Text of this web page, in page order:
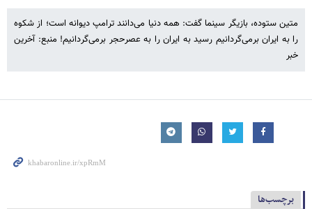
متین ستوده، بازیگر سینما گفت: همه دنیا می‌دانند ترامپ دیوانه است؛ از شکوه
را به ایران برمی‌گردانیم رسید به ایران را به عصرحجر برمی‌گردانیم! منبع: آخرین
خبر
برچسب‌ها